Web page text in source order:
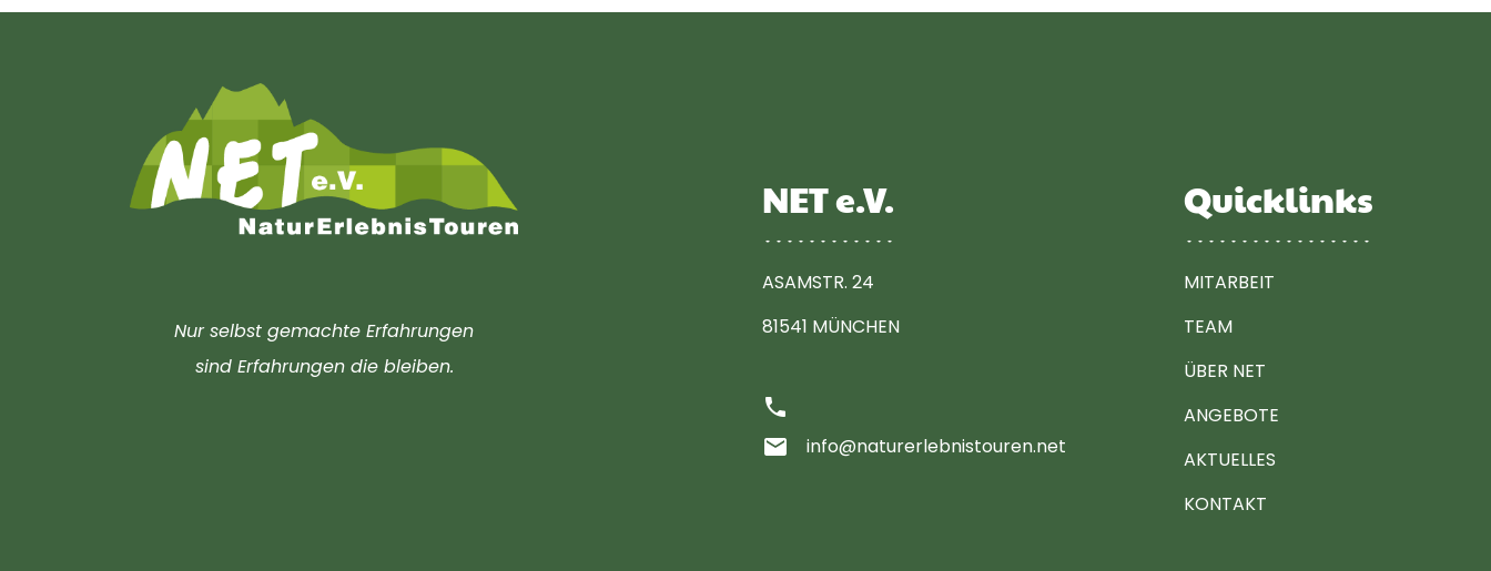
Nur selbst gemachte Erfahrungen
sind Erfahrungen die bleiben.
NET e.V.
ASAMSTR. 24
81541 MÜNCHEN
phone
email
info@naturerlebnistouren.net
Quicklinks
MITARBEIT
TEAM
ÜBER NET
ANGEBOTE
AKTUELLES
KONTAKT